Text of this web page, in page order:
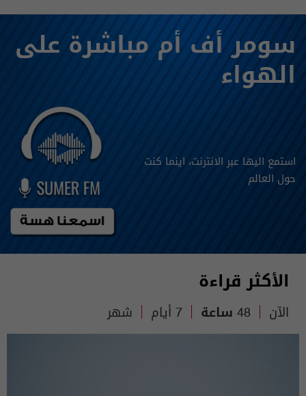
سومر أف أم مباشرة على
الهواء
استمع اليها عبر الانترنت، اينما كنت
حول العالم
الأكثر قراءة
الآن 48 ساعة 7 أيام شهر